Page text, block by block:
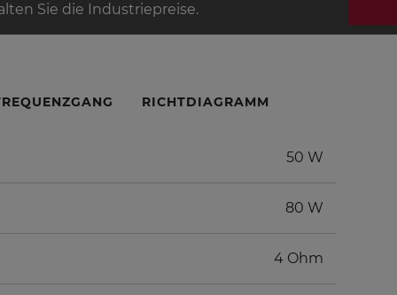
Sie die Industriepreise.
RICHTDIAGRAMM
50 W
80 W
4 Ohm